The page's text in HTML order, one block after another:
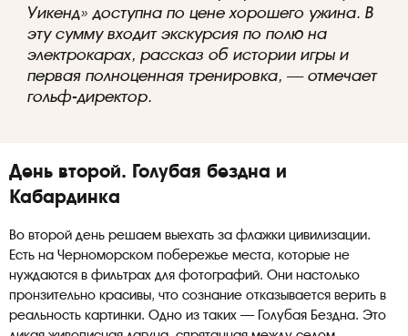
Уикенд» доступна по цене хорошего ужина. В
эту сумму входит экскурсия по полю на
электрокарах, рассказ об истории игры и
первая полноценная тренировка, — отмечает
гольф-директор.
День второй. Голубая бездна и
Кабардинка
Во второй день решаем выехать за флажки цивилизации.
Есть на Черноморском побережье места, которые не
нуждаются в фильтрах для фотографий. Они настолько
пронзительно красивы, что сознание отказывается верить в
реальность картинки. Одно из таких — Голубая Бездна. Это